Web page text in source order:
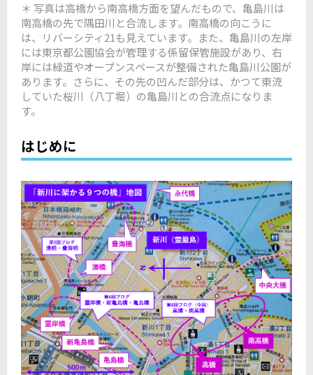
＊ 写真は高橋から南高橋方面を望んだもので、亀島川は
南高橋の先で隅田川と合流します。南高橋の向こうに
は、リバーシティ21も見えています。また、亀島川の左岸
には東京都公園協会が管理する係留保管施設があり、右
岸には緑道やオープンスペースが整備された亀島川公園が
あります。さらに、その先の凹んだ部分は、かつて東流
していた桜川（八丁堀）の亀島川との合流点になりま
す。
はじめに